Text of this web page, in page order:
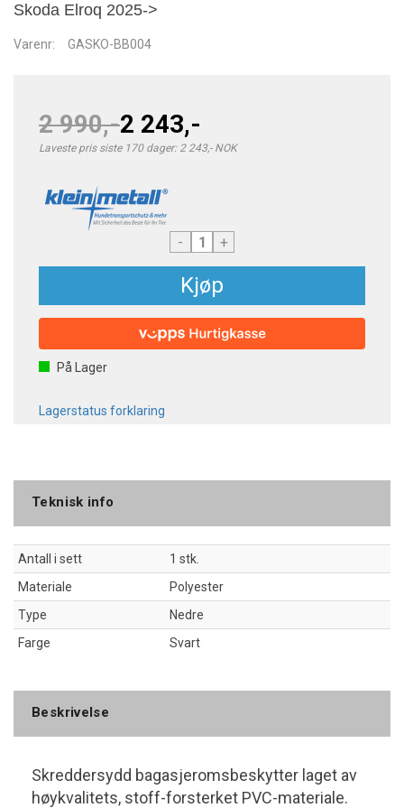
Skoda Elroq 2025->
Varenr: GASKO-BB004
2 990,-2 243,-
Laveste pris siste 170 dager: 2 243,- NOK
- +
Kjøp
På Lager
Lagerstatus forklaring
Teknisk info
Antall i sett
1 stk.
Materiale
Polyester
Type
Nedre
Farge
Svart
Beskrivelse
Skreddersydd bagasjeromsbeskytter laget av
høykvalitets, stoff-forsterket PVC-materiale.